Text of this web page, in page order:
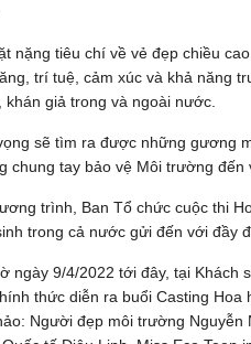
nặng tiêu chí về vẻ đẹp chiều
trí tuệ, cảm xúc và khả năng
giả trong và ngoài nước.
sẽ tìm ra được những gương
chung tay bảo vệ Môi trường đến
trình, Ban Tổ chức cuộc thi
trong cả nước gửi đến với đầy
ngày 9/4/2022 tới đây, tại Khách
thức diễn ra buổi Casting
Người đẹp môi trường Nguyễn